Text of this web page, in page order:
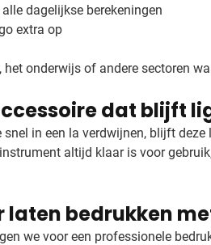
dagelijkse berekeningen
extra op
onderwijs of andere sectoren
dat blijft
snel in een la verdwijnen, blijft
altijd klaar is voor
bedrukken
we voor een professionele